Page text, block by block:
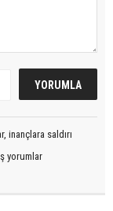
inançlara saldırı
yorumlar